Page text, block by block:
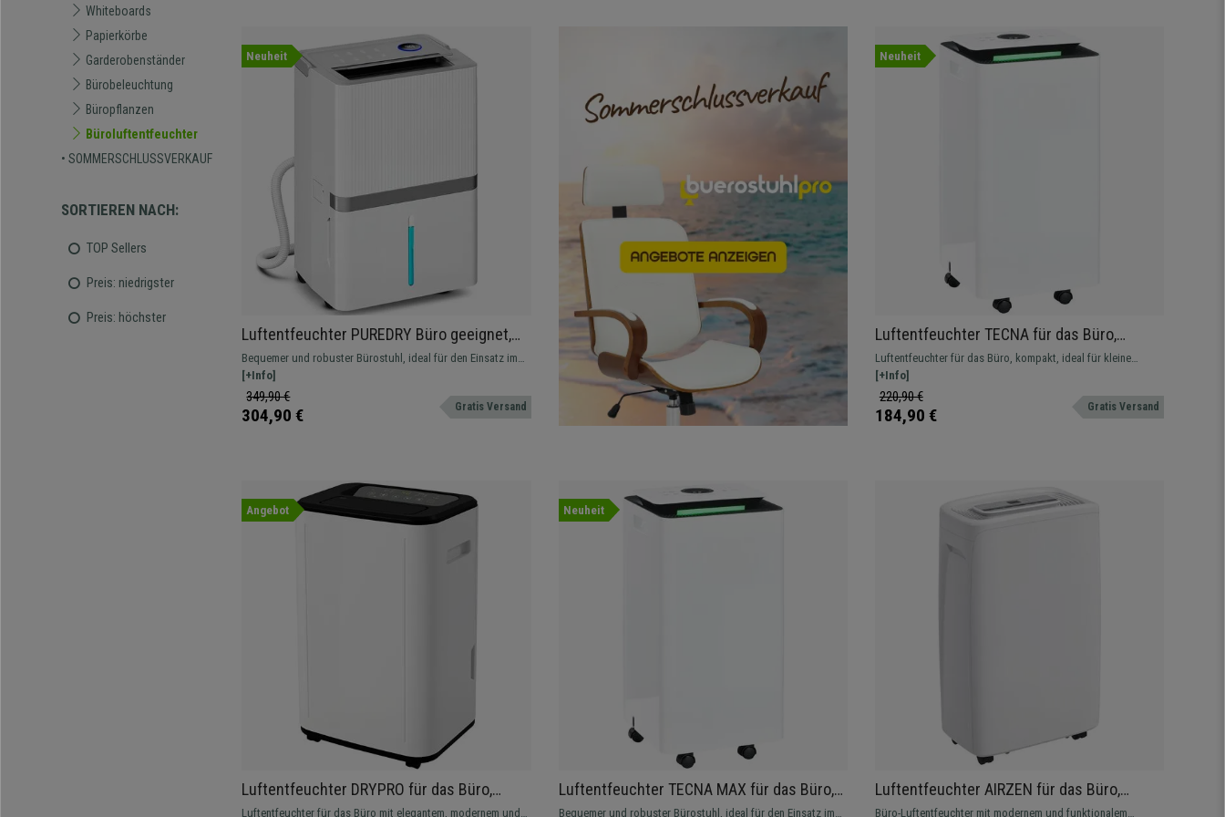
Whiteboards
Papierkörbe
Garderobenständer
Bürobeleuchtung
Büropflanzen
Büroluftentfeuchter
• SOMMERSCHLUSSVERKAUF
SORTIEREN NACH:
TOP Sellers
Preis: niedrigster
Preis: höchster
Neuheit
Luftentfeuchter PUREDRY Büro geeignet,
Industriedesign, 5,5-Liter-Tank, in Weiß
Bequemer und robuster Bürostuhl, ideal für den Einsatz im
Büro oder Home Office, anpassbare Lendenwirbelstütze, mit
oder ohne Kopfstütze erhältlich
[+Info]
349,90 €
304,90 € Gratis Versand
Neuheit
Luftentfeuchter TECNA für das Büro,
modernes und kompaktes Design, 2,5-Liter-
Tank, in Weiß
Luftentfeuchter für das Büro, kompakt, ideal für kleine
Räume. Perfekt für Räume von 10–20 m²
[+Info]
220,90 €
184,90 € Gratis Versand
Angebot
Luftentfeuchter DRYPRO für das Büro,
modernes Design, 6-Liter-Tank, in Schwarz
Luftentfeuchter für das Büro mit elegantem, modernem und
Neuheit
Luftentfeuchter TECNA MAX für das Büro,
modernes und kompaktes Design, 2,5-Liter-
Bequemer und robuster Bürostuhl, ideal für den Einsatz im
Luftentfeuchter AIRZEN für das Büro,
schlicht und elegant, mit 1,5-Liter-Tank,
Büro-Luftentfeuchter mit modernem und funktionalem